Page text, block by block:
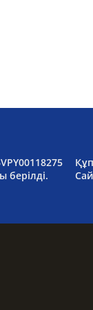
берілді.